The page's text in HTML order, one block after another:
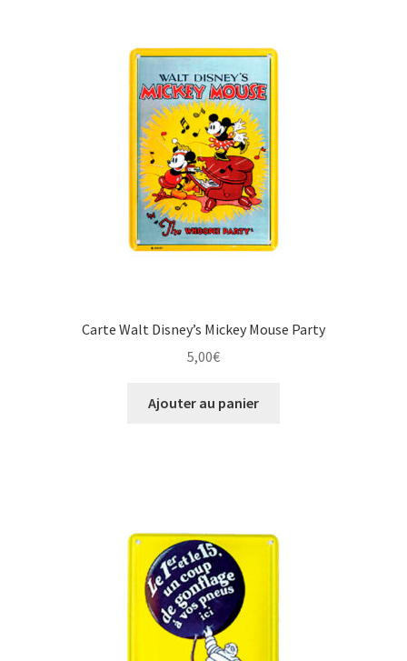
Carte Walt Disney’s Mickey Mouse Party
5,00€
Ajouter au panier